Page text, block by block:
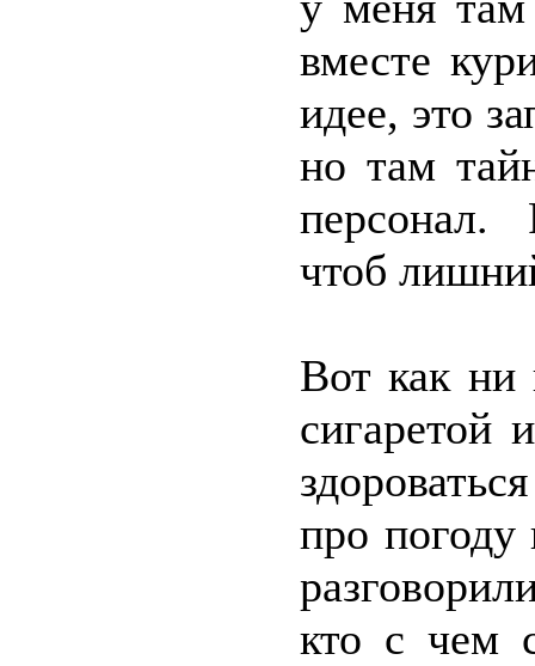
вместе
идее, это
но там
персонал.
чтоб
Вот как ни
сигаретой
про
кто с чем